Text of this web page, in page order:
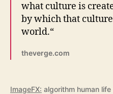
what culture is
by which that
world.“
theverge.com
ImageFX: algorithm human life